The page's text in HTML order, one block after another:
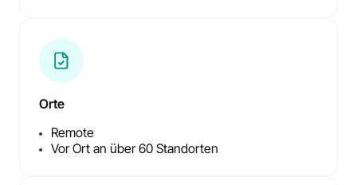
Orte
Remote
Vor Ort an über 60 Standorten